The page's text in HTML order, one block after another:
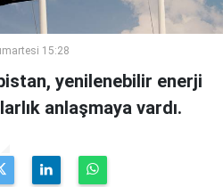
15:28
yenilenebilir enerji
anlaşmaya vardı.